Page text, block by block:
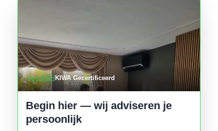
verifiedKIWA Gecertificeerd
Begin hier — wij adviseren je
persoonlijk